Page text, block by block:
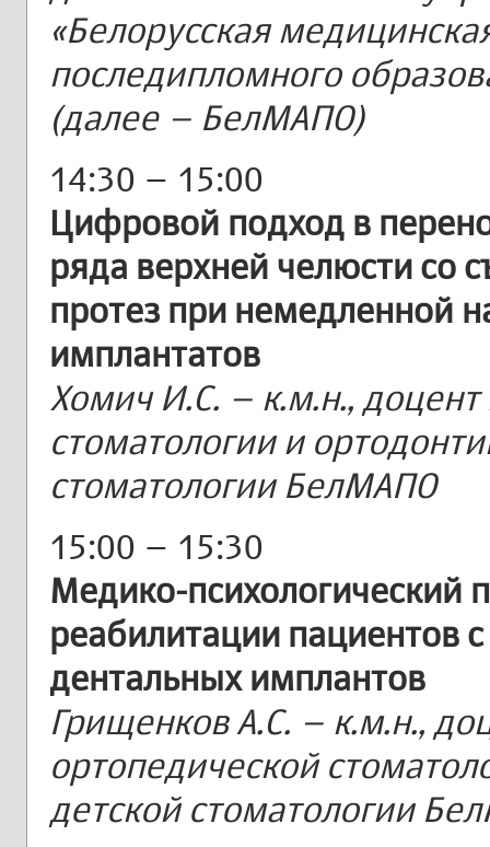
«Белорусская
последипломного
(далее – БелМАПО)
14:30 – 15:00
Цифровой подход в
ряда верхней челюсти со
протез при немедленной
имплантатов
Хомич И.С. – к.м.н.,
стоматологии и
стоматологии БелМАПО
15:00 – 15:30
Медико-психологический
реабилитации пациентов
дентальных имплантов
Грищенков А.С. – к.м.н.,
ортопедической
детской стоматологии